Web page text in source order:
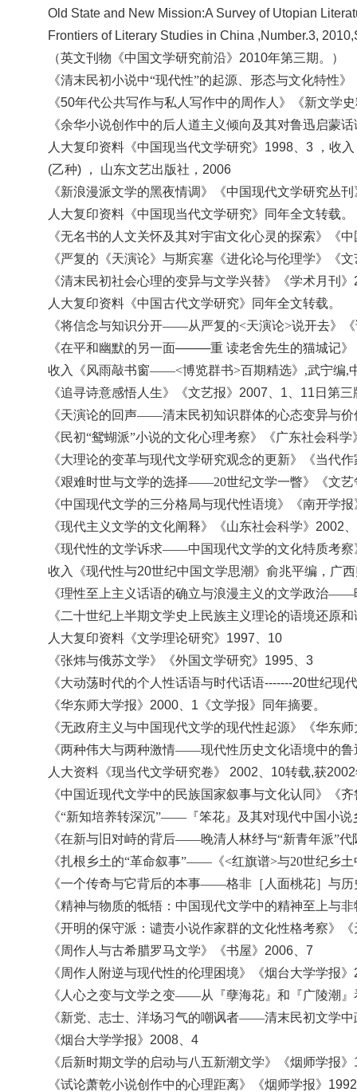
Old State and New Mission:A Survey of Utopian
Frontiers of Literary Studies in China ,Number.3,
（英文刊物《中国文学研究前沿》 2010年第三期。）
《清末民初小说中“现代性”的起源、形态与文化特性
《50年代公共写作与私人写作中的周作人》《新文学
《余华小说创作中的后人道主义倾向及其对鲁迅启蒙
人大复印资料《中国现当代文学研究》 1998、3 ，收
(乙种) ， 山东文艺出版社，2006
《新浪漫派文学的黑夜情调》《中国现代文学研究丛
人大复印资料《中国现当代文学研究》同年全文转载。
《无名书的人文关怀及其对宇宙文化心灵的探索》《
《严复的《天演论》与斯宾塞《进化论与伦理学》
《
《清末民初社会心理的变异与文学兴替》《学术月刊》
人大复印资料《中国古代文学研究》同年全文转载。
《将信念与知识分开——从严复的<天演论>说开去》《
《在平和幽默的另一面────重 读老舍先生的猫城记》
收入《风雨敲书窗——<博览群书>百期精选》,武宁编,
《追寻诗意感悟人生》《文艺报》 2007、1、11日第三
《天演论的回声——清末民初知识群体的心态变异与价
《民初“鸳蝴派”小说的文化心理考察》《广东社会科学
《大理论的变革与现代文学研究观念的更新》《当代
《艰难时世与文学的选择——20世纪文学一瞥》《文艺
《中国现代文学的三分格局与现代性语境》《南开学报
《现代主义文学的文化阐释》《山东社会科学》 2002
《现代性的文学诉求——中国现代文学的文化特质考察
收入《现代性与20世纪中国文学思潮》俞兆平编，广
《理性至上主义话语的确立与浪漫主义的文学政治——
《二十世纪上半期文学史上民族主义理论的语境还原
人大复印资料《文学理论研究》 1997、10
《张炜与俄苏文学》
《外国文学研究》 1995、3
《大动荡时代的个人性话语与时代话语-------20世纪现
《华东师大学报》 2000、1《文学报》同年摘要。
《无政府主义与中国现代文学的现代性起源》《华东
《两种伟大与两种激情——现代性历史文化语境中的鲁
人大资料《现当代文学研究卷》
2002、10转载,获
《中国近现代文学中的民族国家叙事与文化认同》《
《“新知培养转深沉”——『笨花』及其对现代中国小说
《在新与旧对峙的背后——晚清人林纾与“新青年派”代
《扎根乡土的“革命叙事”——《<红旗谱>与20世纪乡土
《一个传奇与它背后的本事——格非［人面桃花］与历
《精神与物质的牴牾：中国现代文学中的精神至上与
《开明的保守派：谴责小说作家群的文化性格考察》
《周作人与古希腊罗马文学》《书屋》 2006、7
《周作人附逆与现代性的伦理困境》《烟台大学学报》
《人心之变与文学之变——从『孽海花』和『广陵潮』
《新党、志士、洋场习气的嘲讽者——清末民初文学中
《烟台大学学报》 2008、4
《后新时期文学的启动与八五新潮文学》
《烟师学报》
《试论萧乾小说创作中的心理距离》
《烟师学报》